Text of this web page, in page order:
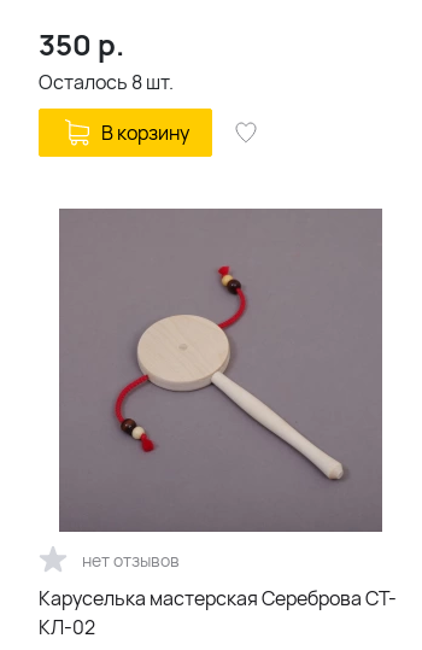
350 р.
Осталось 8шт.
В корзину
нет отзывов
Каруселька мастерская Сереброва СТ-
КЛ-02